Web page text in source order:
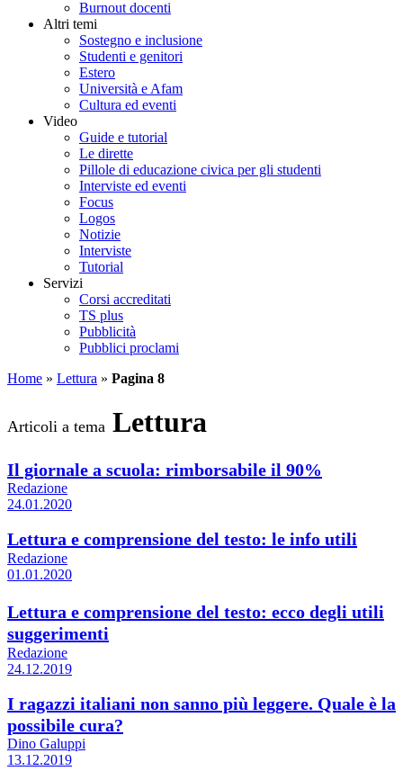
Burnout docenti
Altri temi
Sostegno e inclusione
Studenti e genitori
Estero
Università e Afam
Cultura ed eventi
Video
Guide e tutorial
Le dirette
Pillole di educazione civica per gli studenti
Interviste ed eventi
Focus
Logos
Notizie
Interviste
Tutorial
Servizi
Corsi accreditati
TS plus
Pubblicità
Pubblici proclami
Home » Lettura » Pagina 8
Articoli a tema Lettura
Il giornale a scuola: rimborsabile il 90%
Redazione
24.01.2020
Lettura e comprensione del testo: le info utili
Redazione
01.01.2020
Lettura e comprensione del testo: ecco degli utili
suggerimenti
Redazione
24.12.2019
I ragazzi italiani non sanno più leggere. Quale è la
possibile cura?
Dino Galuppi
13.12.2019